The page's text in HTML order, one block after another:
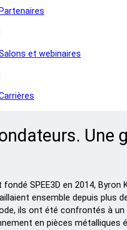
Partenaires
et webinaires
Une
SPEE3D en 2014, Byron
ensemble depuis plus
ils ont été confrontés à
en pièces métalliques